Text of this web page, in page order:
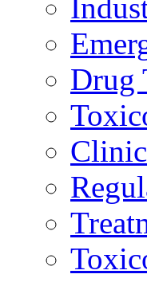
Drug